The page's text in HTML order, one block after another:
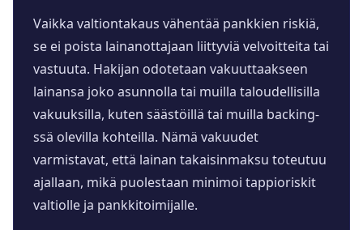
Vaikka valtiontakaus vähentää pankkien riskiä,
se ei poista lainanottajaan liittyviä velvoitteita tai
vastuuta. Hakijan odotetaan vakuuttaakseen
lainansa joko asunnolla tai muilla taloudellisilla
vakuuksilla, kuten säästöillä tai muilla backing-
ssä olevilla kohteilla. Nämä vakuudet
varmistavat, että lainan takaisinmaksu toteutuu
ajallaan, mikä puolestaan minimoi tappioriskit
valtiolle ja pankkitoimijalle.